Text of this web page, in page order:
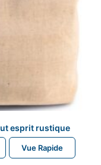
esprit rustique
Ce
produit
Vue Rapide